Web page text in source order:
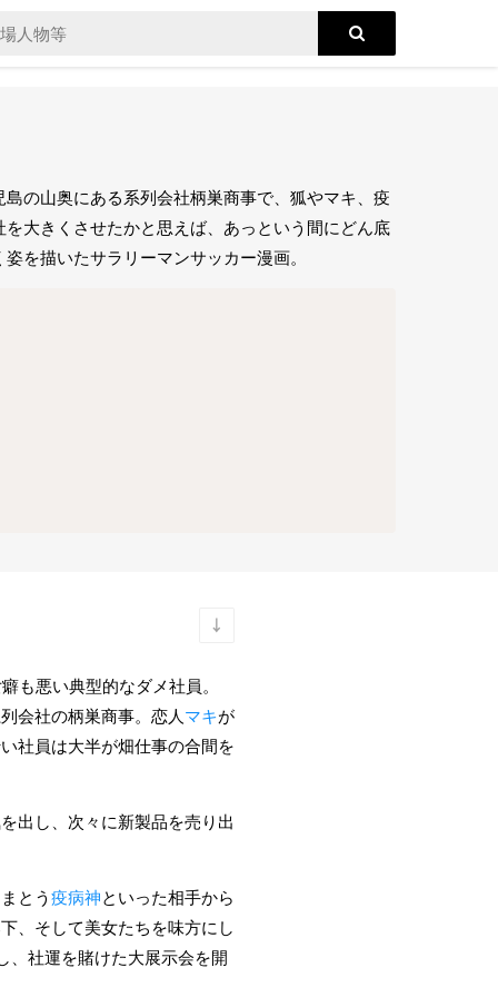
の山奥にある系列会社柄巣商事で、狐やマキ、疫
大きくさせたかと思えば、あっという間にどん底
を描いたサラリーマンサッカー漫画。
も悪い典型的なダメ社員。
会社の柄巣商事。恋人 マキが
社員は大半が畑仕事の合間を
出し、次々に新製品を売り出
とう 疫病神といった相手から
、そして美女たちを味方にし
、社運を賭けた大展示会を開